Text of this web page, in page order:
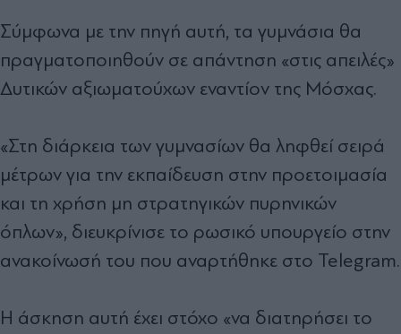
Σύμφωνα με την πηγή αυτή, τα γυμνάσια θα
πραγματοποιηθούν σε απάντηση «στις απειλές»
Δυτικών αξιωματούχων εναντίον της Μόσχας.
«Στη διάρκεια των γυμνασίων θα ληφθεί σειρά
μέτρων για την εκπαίδευση στην προετοιμασία
και τη χρήση μη στρατηγικών πυρηνικών
όπλων», διευκρίνισε το ρωσικό υπουργείο στην
ανακοίνωσή του που αναρτήθηκε στο Telegram.
Η άσκηση αυτή έχει στόχο «να διατηρήσει το